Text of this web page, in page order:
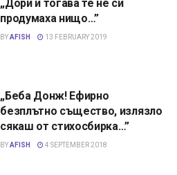
„Дори и тогава те не си
продумаха нищо…”
BYAFISH 13 FEBRUARY 2019
„Беба Донж! Ефирно
безплътно същество, излязло
сякаш от стихосбирка…”
BYAFISH 4 SEPTEMBER 2018